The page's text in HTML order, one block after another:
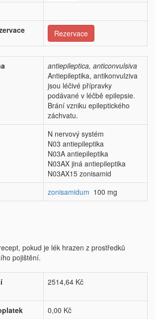
Rezervace
antiepileptica, anticonvulsiva
Antiepileptika, antikonvulziva
jsou léčivé přípravky
podávané v léčbě epilepsie.
Brání vzniku epileptického
záchvatu.
N nervový systém
N03 antiepileptika
N03A antiepileptika
N03AX jiná antiepileptika
N03AX15 zonisamid
zonisamidum 100 mg
pokud je lék hrazen z prostředků
pojištění.
2514,64 Kč
0,00 Kč